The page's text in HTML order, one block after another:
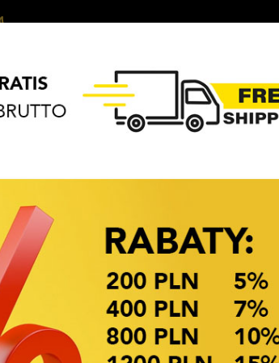
Hair
OKAZJE CENOWE
Availability: